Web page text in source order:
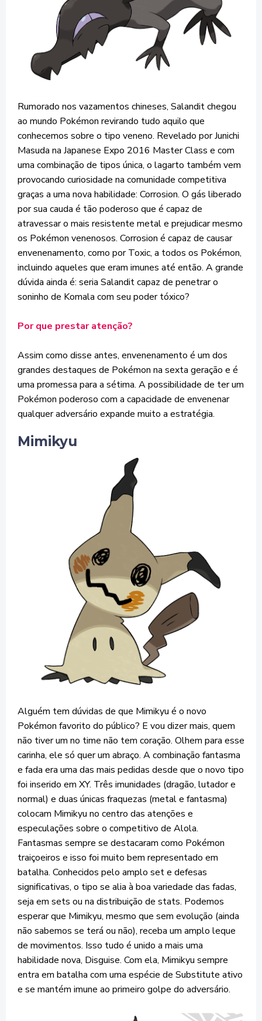
Rumorado nos vazamentos chineses, Salandit chegou
ao mundo Pokémon revirando tudo aquilo que
conhecemos sobre o tipo veneno. Revelado por Junichi
Masuda na Japanese Expo 2016 Master Class e com
uma combinação de tipos única, o lagarto também vem
provocando curiosidade na comunidade competitiva
graças a uma nova habilidade: Corrosion. O gás liberado
por sua cauda é tão poderoso que é capaz de
atravessar o mais resistente metal e prejudicar mesmo
os Pokémon venenosos. Corrosion é capaz de causar
envenenamento, como por Toxic, a todos os Pokémon,
incluindo aqueles que eram imunes até então. A grande
dúvida ainda é: seria Salandit capaz de penetrar o
soninho de Komala com seu poder tóxico?
Por que prestar atenção?
Assim como disse antes, envenenamento é um dos
grandes destaques de Pokémon na sexta geração e é
uma promessa para a sétima. A possibilidade de ter um
Pokémon poderoso com a capacidade de envenenar
qualquer adversário expande muito a estratégia.
Mimikyu
Alguém tem dúvidas de que Mimikyu é o novo
Pokémon favorito do público? E vou dizer mais, quem
não tiver um no time não tem coração. Olhem para esse
carinha, ele só quer um abraço. A combinação fantasma
e fada era uma das mais pedidas desde que o novo tipo
foi inserido em XY. Três imunidades (dragão, lutador e
normal) e duas únicas fraquezas (metal e fantasma)
colocam Mimikyu no centro das atenções e
especulações sobre o competitivo de Alola.
Fantasmas sempre se destacaram como Pokémon
traiçoeiros e isso foi muito bem representado em
batalha. Conhecidos pelo amplo set e defesas
significativas, o tipo se alia à boa variedade das fadas,
seja em sets ou na distribuição de stats. Podemos
esperar que Mimikyu, mesmo que sem evolução (ainda
não sabemos se terá ou não), receba um amplo leque
de movimentos. Isso tudo é unido a mais uma
habilidade nova, Disguise. Com ela, Mimikyu sempre
entra em batalha com uma espécie de Substitute ativo
e se mantém imune ao primeiro golpe do adversário.